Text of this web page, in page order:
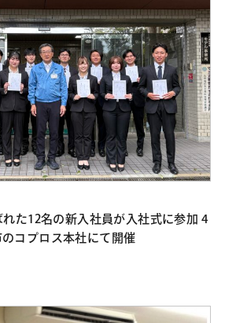
た12名の新入社員が入社式に参加 4
コプロス本社にて開催